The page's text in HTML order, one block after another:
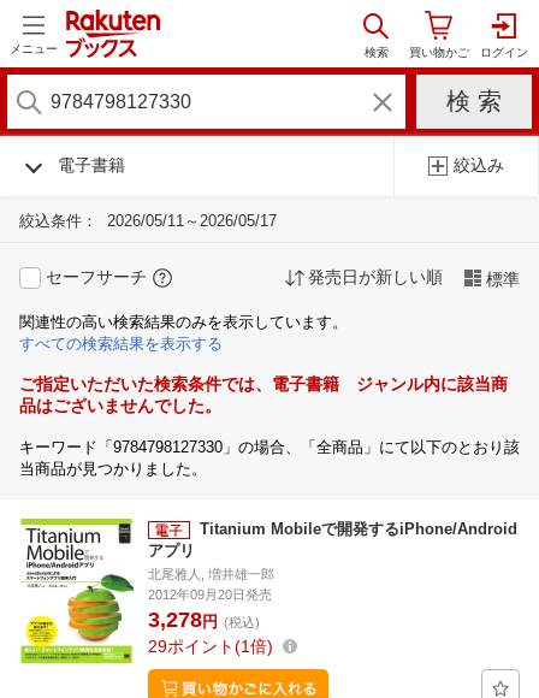
メニュー
電子書籍 絞込み
絞込条件： 2026/05/11～2026/05/17
セーフサーチ 発売日が新しい順 標準
関連性の高い検索結果のみを表示しています。
すべての検索結果を表示する
ご指定いただいた検索条件では、電子書籍 ジャンル内に該当商
品はございませんでした。
キーワード「9784798127330」の場合、「全商品」にて以下のとおり該
当商品が見つかりました。
Titanium Mobileで開発するiPhone/Android
アプリ
北尾雅人, 増井雄一郎
2012年09月20日発売
3,278円 (税込)
29ポイント 1倍